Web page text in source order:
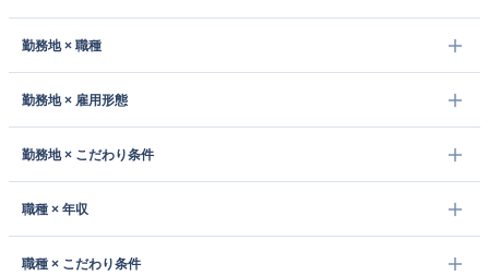
勤務地 × 職種
勤務地 × 雇用形態
勤務地 × こだわり条件
職種 × 年収
職種 × こだわり条件